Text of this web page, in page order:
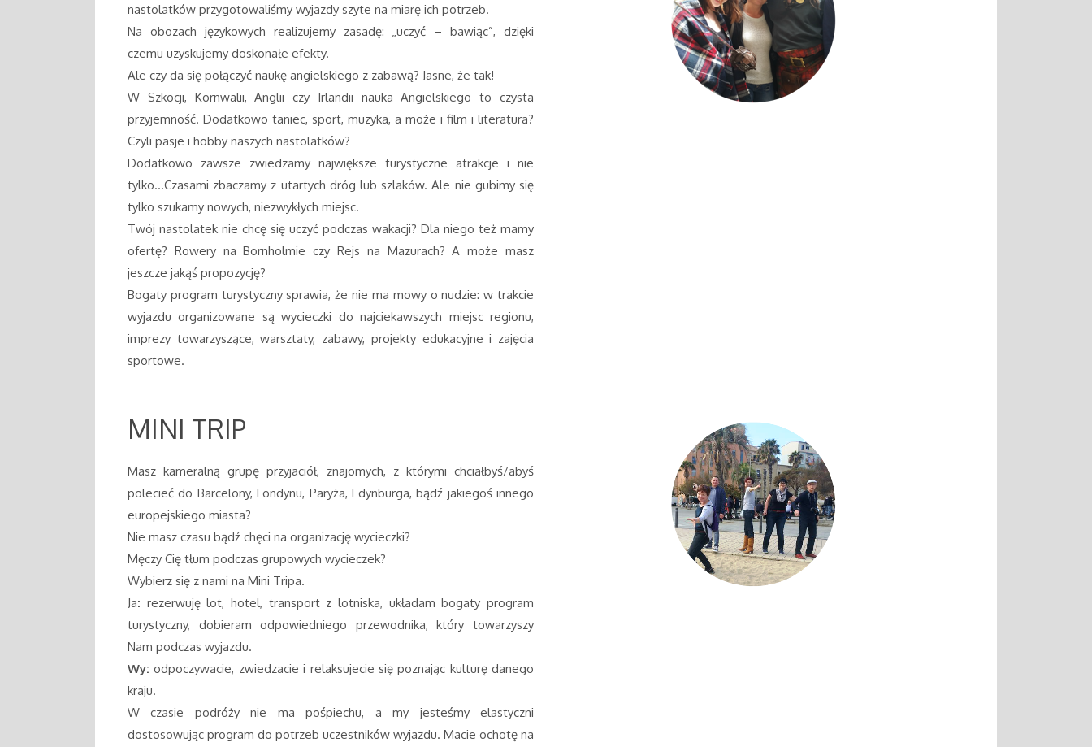
nastolatków przygotowaliśmy wyjazdy szyte na miarę ich potrzeb.
Na obozach językowych realizujemy zasadę: „uczyć – bawiąc”, dzięki
czemu uzyskujemy doskonałe efekty.
Ale czy da się połączyć naukę angielskiego z zabawą? Jasne, że tak!
W Szkocji, Kornwalii, Anglii czy Irlandii nauka Angielskiego to czysta
przyjemność. Dodatkowo taniec, sport, muzyka, a może i film i literatura?
Czyli pasje i hobby naszych nastolatków?
Dodatkowo zawsze zwiedzamy największe turystyczne atrakcje i nie
tylko…Czasami zbaczamy z utartych dróg lub szlaków. Ale nie gubimy się
tylko szukamy nowych, niezwykłych miejsc.
Twój nastolatek nie chcę się uczyć podczas wakacji? Dla niego też mamy
ofertę? Rowery na Bornholmie czy Rejs na Mazurach? A może masz
jeszcze jakąś propozycję?
Bogaty program turystyczny sprawia, że nie ma mowy o nudzie: w trakcie
wyjazdu organizowane są wycieczki do najciekawszych miejsc regionu,
imprezy towarzyszące, warsztaty, zabawy, projekty edukacyjne i zajęcia
sportowe.
MINI TRIP
Masz kameralną grupę przyjaciół, znajomych, z którymi chciałbyś/abyś
polecieć do Barcelony, Londynu, Paryża, Edynburga, bądź jakiegoś innego
europejskiego miasta?
Nie masz czasu bądź chęci na organizację wycieczki?
Męczy Cię tłum podczas grupowych wycieczek?
Wybierz się z nami na Mini Tripa.
Ja: rezerwuję lot, hotel, transport z lotniska, układam bogaty program
turystyczny, dobieram odpowiedniego przewodnika, który towarzyszy
Nam podczas wyjazdu.
Wy: odpoczywacie, zwiedzacie i relaksujecie się poznając kulturę danego
kraju.
W czasie podróży nie ma pośpiechu, a my jesteśmy elastyczni
dostosowując program do potrzeb uczestników wyjazdu. Macie ochotę na